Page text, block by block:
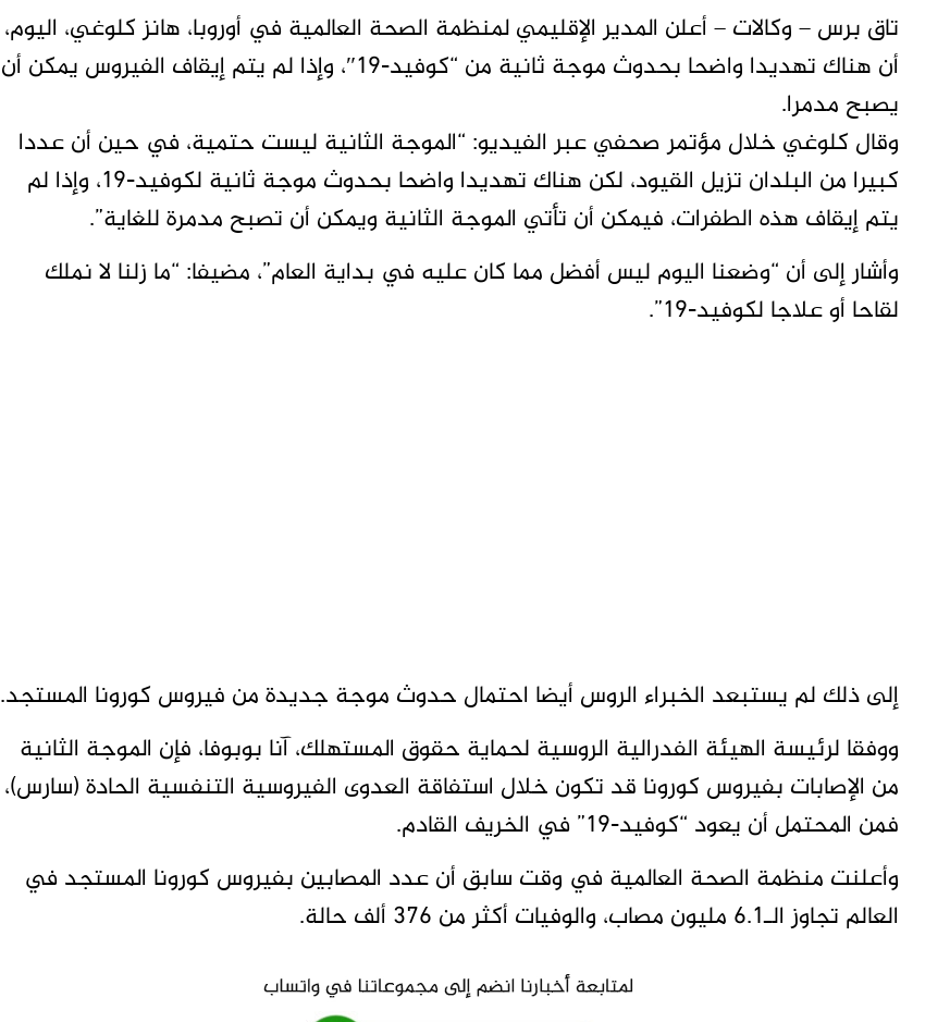
تاق برس – وكالات – أعلن المدير الإقليمي لمنظمة الصحة العالمية في أوروبا، هانز كلوغي، اليوم،
أن هناك تهديدا واضحا بحدوث موجة ثانية من “كوفيد-19″، وإذا لم يتم إيقاف الفيروس يمكن أن
يصبح مدمرا.
وقال كلوغي خلال مؤتمر صحفي عبر الفيديو: “الموجة الثانية ليست حتمية، في حين أن عددا
كبيرا من البلدان تزيل القيود، لكن هناك تهديدا واضحا بحدوث موجة ثانية لكوفيد-19، وإذا لم
يتم إيقاف هذه الطفرات، فيمكن أن تأتي الموجة الثانية ويمكن أن تصبح مدمرة للغاية”​​​.
وأشار إلى أن “وضعنا اليوم ليس أفضل مما كان عليه في بداية العام”، مضيفا: “ما زلنا لا نملك
لقاحا أو علاجا لكوفيد-19”.
إلى ذلك لم يستبعد الخبراء الروس أيضا احتمال حدوث موجة جديدة من فيروس كورونا المستجد.
ووفقا لرئيسة الهيئة الفدرالية الروسية لحماية حقوق المستهلك، آنا بوبوفا، فإن الموجة الثانية
من الإصابات بفيروس كورونا قد تكون خلال استفاقة العدوى الفيروسية التنفسية الحادة (سارس)،
فمن المحتمل أن يعود “كوفيد-19” في الخريف القادم.
وأعلنت منظمة الصحة العالمية في وقت سابق أن عدد المصابين بفيروس كورونا المستجد في
العالم تجاوز الـ6.1 مليون مصاب، والوفيات أكثر من 376 ألف حالة.